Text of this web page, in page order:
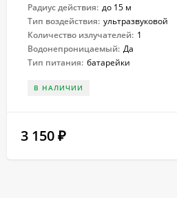
Радиус действия: до 15 м
Тип воздействия: ультразвуковой
Количество излучателей: 1
Водонепроницаемый: Да
Тип питания: батарейки
В НАЛИЧИИ
3 150 ₽